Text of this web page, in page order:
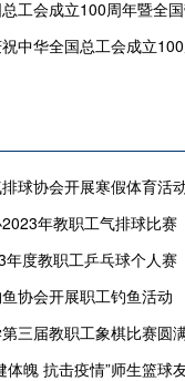
成立100周年暨全国劳动模范和先
华全国总工会成立100周年 暨全
球协会开展寒假体育活
年教职工气排球比赛
年度教职工乒乓球个人赛
协会开展职工钓鱼活动
三届教职工象棋比赛圆
体魄 抗击疫情”师生篮球